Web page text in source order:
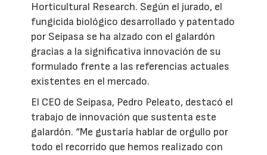
Horticultural Research. Según el jurado, el
fungicida biológico desarrollado y patentado
por Seipasa se ha alzado con el galardón
gracias a la significativa innovación de su
formulado frente a las referencias actuales
existentes en el mercado.
El CEO de Seipasa, Pedro Peleato, destacó el
trabajo de innovación que sustenta este
galardón. “Me gustaría hablar de orgullo por
todo el recorrido que hemos realizado con